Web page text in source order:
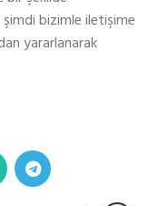
bizimle iletişime
yararlanarak